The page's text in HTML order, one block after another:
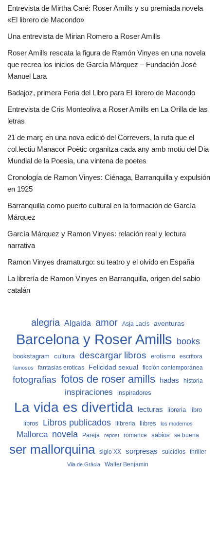
Entrevista de Mirtha Caré: Roser Amills y su premiada novela
«El librero de Macondo»
Una entrevista de Mirian Romero a Roser Amills
Roser Amills rescata la figura de Ramón Vinyes en una novela
que recrea los inicios de García Márquez – Fundación José
Manuel Lara
Badajoz, primera Feria del Libro para El librero de Macondo
Entrevista de Cris Monteoliva a Roser Amills en La Orilla de las
letras
21 de març en una nova edició del Correvers, la ruta que el
col.lectiu Manacor Poètic organitza cada any amb motiu del Dia
Mundial de la Poesia, una vintena de poetes
Cronología de Ramon Vinyes: Ciénaga, Barranquilla y expulsión
en 1925
Barranquilla como puerto cultural en la formación de García
Márquez
García Márquez y Ramon Vinyes: relación real y lectura
narrativa
Ramon Vinyes dramaturgo: su teatro y el olvido en España
La librería de Ramon Vinyes en Barranquilla, origen del sabio
catalán
alegria Algaida amor Asja Lacis aventuras
Barcelona y Roser Amills books
bookstagram cultura descargar libros erotismo escritora
famosos fantasias eroticas Felicidad sexual ficción contemporánea
fotografias fotos de roser amills hadas historia
inspiraciones inspiradores
La vida es divertida lecturas libreria
libro
libros
Libros publicados llibreria llibres los modernos
Mallorca novela Pareja repost romance sabios se buena
ser mallorquina siglo XX sorpresas suicidios thriller
Vila de Gràcia Walter Benjamin